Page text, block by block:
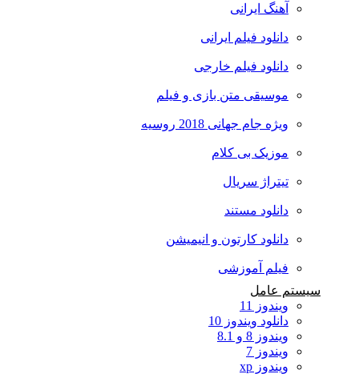
آهنگ ایرانی
دانلود فیلم ایرانی
دانلود فیلم خارجی
موسیقی متن بازی و فیلم
ویژه جام جهانی 2018 روسیه
موزیک بی کلام
تیتراژ سریال
دانلود مستند
دانلود کارتون و انیمیشن
فیلم آموزشی
سیستم عامل
ویندوز 11
دانلود ویندوز 10
ویندوز 8 و 8.1
ویندوز 7
ویندوز xp